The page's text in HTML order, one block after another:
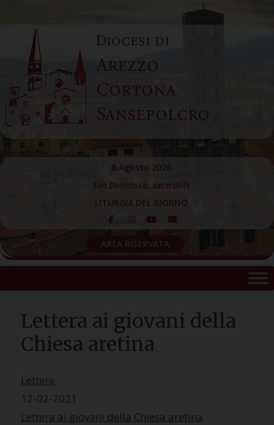
content
Diocesi di
Arezzo
Cortona
Sansepolcro
8 Agosto 2026
San Domenico, sacerdote
LITURGIA DEL GIORNO
AREA RISERVATA
Lettera ai giovani della
Chiesa aretina
Lettere
12-02-2021
Lettera ai giovani della Chiesa aretina